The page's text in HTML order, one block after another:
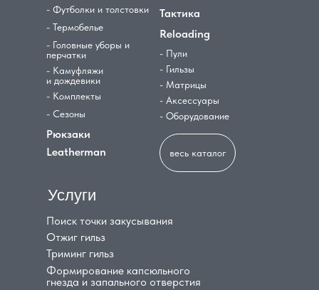
- Футболки и толстовки
- Термобелье
- Головные уборы и
перчатки
- Камуфляжи
и дождевики
- Комплекты
- Сезоны
Рюкзаки
Leatherman
Тактика
Reloading
- Пули
- Гильзы
- Матрицы
- Аксессуары
- Оборудование
Поиск точки закусывания
Услуги
Отжиг гильз
Триминг гильз
Формирование капсюльного
гнезда и запального отверстия
весь каталог